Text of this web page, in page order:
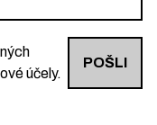
účely.
POŠLI